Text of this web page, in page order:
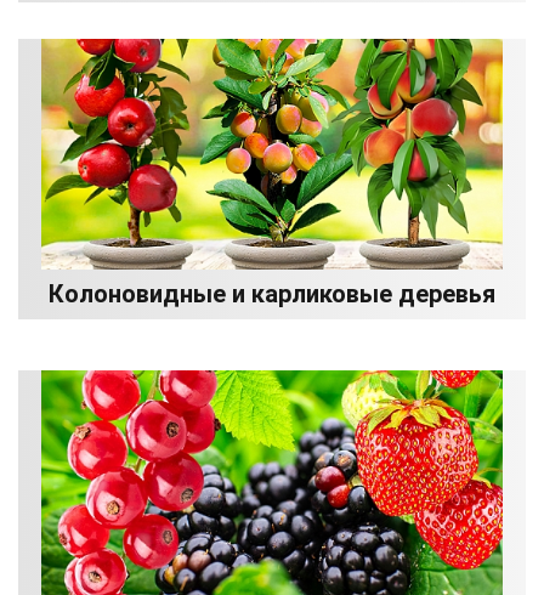
Колоновидные и карликовые деревья